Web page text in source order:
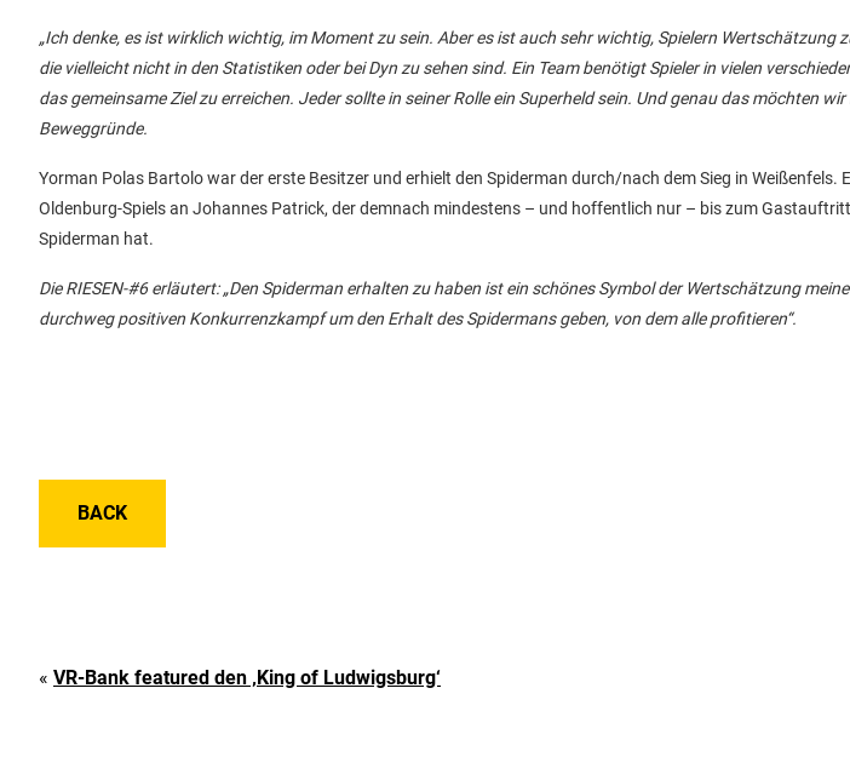
„Ich denke, es ist wirklich wichtig, im Moment zu sein. Aber es ist auch sehr wichtig, Spielern Wertschätzung
die vielleicht nicht in den Statistiken oder bei Dyn zu sehen sind. Ein Team benötigt Spieler in vielen
das gemeinsame Ziel zu erreichen. Jeder sollte in seiner Rolle ein Superheld sein. Und genau das möchten
Beweggründe.
Yorman Polas Bartolo war der erste Besitzer und erhielt den Spiderman durch/nach dem Sieg in Weißenfels.
Oldenburg-Spiels an Johannes Patrick, der demnach mindestens – und hoffentlich nur – bis zum
Spiderman hat.
Die RIESEN-#6 erläutert: „Den Spiderman erhalten zu haben ist ein schönes Symbol der Wertschätzung
durchweg positiven Konkurrenzkampf um den Erhalt des Spidermans geben, von dem alle profitieren“.
BACK
« VR-Bank featured den ‚King of Ludwigsburg‘